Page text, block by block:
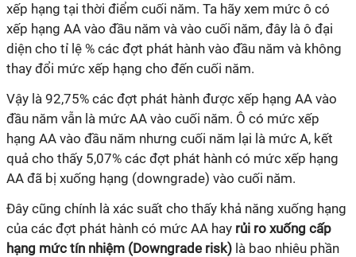
xếp hạng tại thời điểm cuối năm. Ta hãy xem mức ô có
xếp hạng AA vào đầu năm và vào cuối năm, đây là ô đại
diện cho tỉ lệ % các đợt phát hành vào đầu năm và không
thay đổi mức xếp hạng cho đến cuối năm.
Vậy là 92,75% các đợt phát hành được xếp hạng AA vào
đầu năm vẫn là mức AA vào cuối năm. Ô có mức xếp
hạng AA vào đầu năm nhưng cuối năm lại là mức A, kết
quả cho thấy 5,07% các đợt phát hành có mức xếp hạng
AA đã bị xuống hạng (downgrade) vào cuối năm.
Đây cũng chính là xác suất cho thấy khả năng xuống hạng
của các đợt phát hành có mức AA hay rủi ro xuống cấp
hạng mức tín nhiệm (Downgrade risk) là bao nhiêu phần